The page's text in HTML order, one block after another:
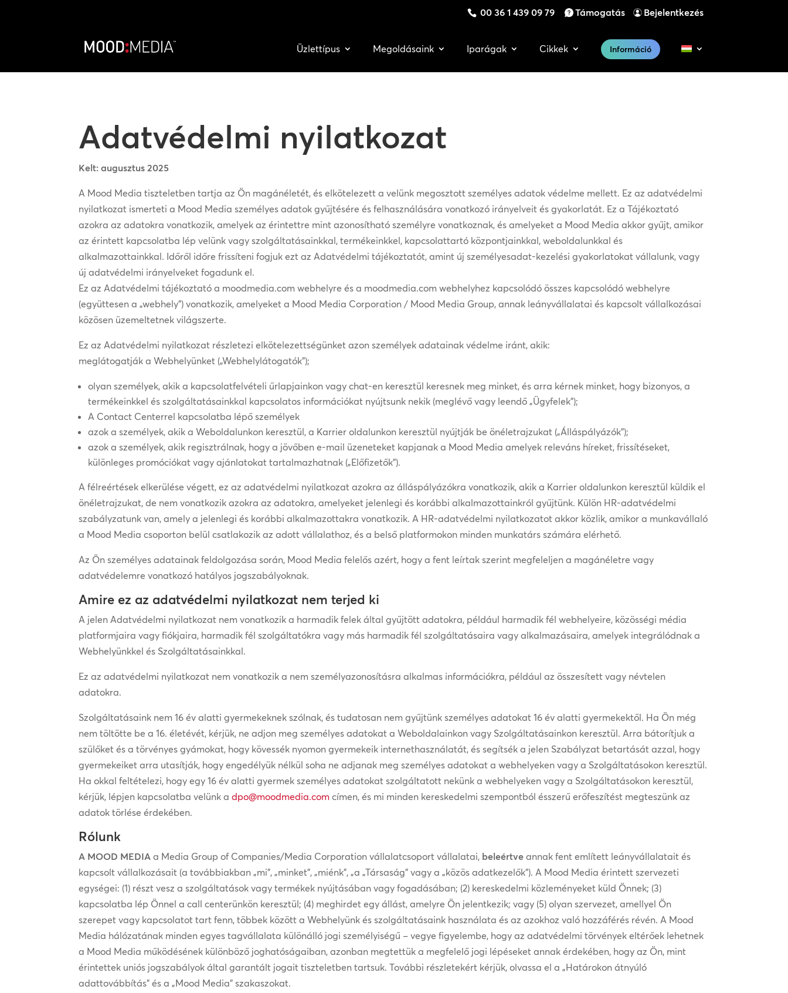
00 36 1 439 09 79 Támogatás Bejelentkezés
Üzlettípus Megoldásaink Iparágak Cikkek Információ
Adatvédelmi nyilatkozat
Kelt: augusztus 2025
A Mood Media tiszteletben tartja az Ön magánéletét, és elkötelezett a velünk megosztott személyes adatok védelme mellett. Ez az adatvédelmi
nyilatkozat ismerteti a Mood Media személyes adatok gyűjtésére és felhasználására vonatkozó irányelveit és gyakorlatát. Ez a Tájékoztató
azokra az adatokra vonatkozik, amelyek az érintettre mint azonosítható személyre vonatkoznak, és amelyeket a Mood Media akkor gyűjt, amikor
az érintett kapcsolatba lép velünk vagy szolgáltatásainkkal, termékeinkkel, kapcsolattartó központjainkkal, weboldalunkkal és
alkalmazottainkkal. Időről időre frissíteni fogjuk ezt az Adatvédelmi tájékoztatót, amint új személyesadat-kezelési gyakorlatokat vállalunk, vagy
új adatvédelmi irányelveket fogadunk el.
Ez az Adatvédelmi tájékoztató a moodmedia.com webhelyre és a moodmedia.com webhelyhez kapcsolódó összes kapcsolódó webhelyre
(együttesen a „webhely”) vonatkozik, amelyeket a Mood Media Corporation / Mood Media Group, annak leányvállalatai és kapcsolt vállalkozásai
közösen üzemeltetnek világszerte.
Ez az Adatvédelmi nyilatkozat részletezi elkötelezettségünket azon személyek adatainak védelme iránt, akik:
meglátogatják a Webhelyünket („Webhelylátogatók”);
olyan személyek, akik a kapcsolatfelvételi űrlapjainkon vagy chat-en keresztül keresnek meg minket, és arra kérnek minket, hogy bizonyos, a
termékeinkkel és szolgáltatásainkkal kapcsolatos információkat nyújtsunk nekik (meglévő vagy leendő „Ügyfelek”);
A Contact Centerrel kapcsolatba lépő személyek
azok a személyek, akik a Weboldalunkon keresztül, a Karrier oldalunkon keresztül nyújtják be önéletrajzukat („Álláspályázók”);
azok a személyek, akik regisztrálnak, hogy a jövőben e-mail üzeneteket kapjanak a Mood Media amelyek releváns híreket, frissítéseket,
különleges promóciókat vagy ajánlatokat tartalmazhatnak („Előfizetők”).
A félreértések elkerülése végett, ez az adatvédelmi nyilatkozat azokra az álláspályázókra vonatkozik, akik a Karrier oldalunkon keresztül küldik el
önéletrajzukat, de nem vonatkozik azokra az adatokra, amelyeket jelenlegi és korábbi alkalmazottainkról gyűjtünk. Külön HR-adatvédelmi
szabályzatunk van, amely a jelenlegi és korábbi alkalmazottakra vonatkozik. A HR-adatvédelmi nyilatkozatot akkor közlik, amikor a munkavállaló
a Mood Media csoporton belül csatlakozik az adott vállalathoz, és a belső platformokon minden munkatárs számára elérhető.
Az Ön személyes adatainak feldolgozása során, Mood Media felelős azért, hogy a fent leírtak szerint megfeleljen a magánéletre vagy
adatvédelemre vonatkozó hatályos jogszabályoknak.
Amire ez az adatvédelmi nyilatkozat nem terjed ki
A jelen Adatvédelmi nyilatkozat nem vonatkozik a harmadik felek által gyűjtött adatokra, például harmadik fél webhelyeire, közösségi média
platformjaira vagy fiókjaira, harmadik fél szolgáltatókra vagy más harmadik fél szolgáltatásaira vagy alkalmazásaira, amelyek integrálódnak a
Webhelyünkkel és Szolgáltatásainkkal.
Ez az adatvédelmi nyilatkozat nem vonatkozik a nem személyazonosításra alkalmas információkra, például az összesített vagy névtelen
adatokra.
Szolgáltatásaink nem 16 év alatti gyermekeknek szólnak, és tudatosan nem gyűjtünk személyes adatokat 16 év alatti gyermekektől. Ha Ön még
nem töltötte be a 16. életévét, kérjük, ne adjon meg személyes adatokat a Weboldalainkon vagy Szolgáltatásainkon keresztül. Arra bátorítjuk a
szülőket és a törvényes gyámokat, hogy kövessék nyomon gyermekeik internethasználatát, és segítsék a jelen Szabályzat betartását azzal, hogy
gyermekeiket arra utasítják, hogy engedélyük nélkül soha ne adjanak meg személyes adatokat a webhelyeken vagy a Szolgáltatásokon keresztül.
Ha okkal feltételezi, hogy egy 16 év alatti gyermek személyes adatokat szolgáltatott nekünk a webhelyeken vagy a Szolgáltatásokon keresztül,
kérjük, lépjen kapcsolatba velünk adpo@moodmedia.com címen, és mi minden kereskedelmi szempontból ésszerű erőfeszítést megteszünk az
adatok törlése érdekében.
Rólunk
A MOOD MEDIA a Media Group of Companies/Media Corporation vállalatcsoport vállalatai, beleértve annak fent említett leányvállalatait és
kapcsolt vállalkozásait (a továbbiakban „mi”, „minket”, „miénk”, „a „Társaság” vagy a „közös adatkezelők”). A Mood Media érintett szervezeti
egységei: (1) részt vesz a szolgáltatások vagy termékek nyújtásában vagy fogadásában; (2) kereskedelmi közleményeket küld Önnek; (3)
kapcsolatba lép Önnel a call centerünkön keresztül; (4) meghirdet egy állást, amelyre Ön jelentkezik; vagy (5) olyan szervezet, amellyel Ön
szerepet vagy kapcsolatot tart fenn, többek között a Webhelyünk és szolgáltatásaink használata és az azokhoz való hozzáférés révén. A Mood
Media hálózatának minden egyes tagvállalata különálló jogi személyiségű – vegye figyelembe, hogy az adatvédelmi törvények eltérőek lehetnek
a Mood Media működésének különböző joghatóságaiban, azonban megtettük a megfelelő jogi lépéseket annak érdekében, hogy az Ön, mint
érintettek uniós jogszabályok által garantált jogait tiszteletben tartsuk. További részletekért kérjük, olvassa el a „Határokon átnyúló
adattovábbítás” és a „Mood Media” szakaszokat.